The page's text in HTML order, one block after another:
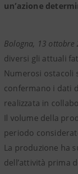
un’azione
Bologna, 13 ottobre
diversi gli attuali
Numerosi ostacoli
confermano i dati
realizzata in
Il volume della
periodo
La produzione ha
dell’attività prima